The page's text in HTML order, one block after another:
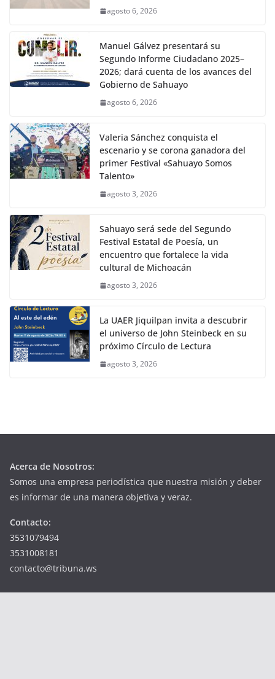
agosto 6, 2026
Manuel Gálvez presentará su
Segundo Informe Ciudadano 2025–
2026; dará cuenta de los avances del
Gobierno de Sahuayo
agosto 6, 2026
Valeria Sánchez conquista el
escenario y se corona ganadora del
primer Festival «Sahuayo Somos
Talento»
agosto 3, 2026
Sahuayo será sede del Segundo
Festival Estatal de Poesía, un
encuentro que fortalece la vida
cultural de Michoacán
agosto 3, 2026
La UAER Jiquilpan invita a descubrir
el universo de John Steinbeck en su
próximo Círculo de Lectura
agosto 3, 2026
Acerca de Nosotros:
Somos una empresa periodística que nuestra misión y deber
es informar de una manera objetiva y veraz.
Contacto:
3531079494
3531008181
contacto@tribuna.ws